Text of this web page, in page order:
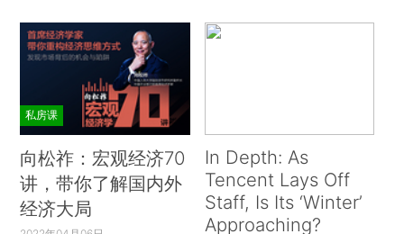
私房课
向松祚：宏观经济70
讲，带你了解国内外
经济大局
In Depth: As
Tencent Lays Off
Staff, Is Its ‘Winter’
Approaching?